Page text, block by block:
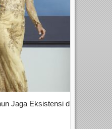
Jaga Eksistensi di